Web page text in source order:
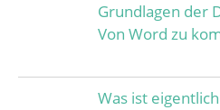
Grundlagen der
Von Word zu
Was ist